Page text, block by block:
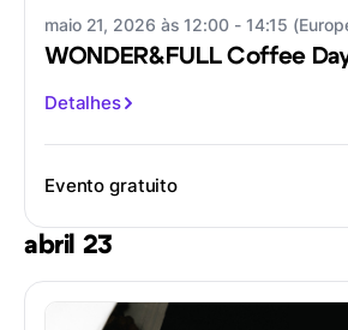
maio 21, 2026 às 12:00 - 14:15
WONDER&FULL Coffee
Detalhes
Evento gratuito
abril 23